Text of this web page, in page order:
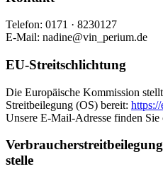
Telefon: 0171 · 8230127
E-Mail: nadine@vin_perium.de
EU-Streitschlichtung
Die Europäische Kommission
Streitbeilegung (OS) bereit:
Unsere E-Mail-Adresse finden Sie
stelle